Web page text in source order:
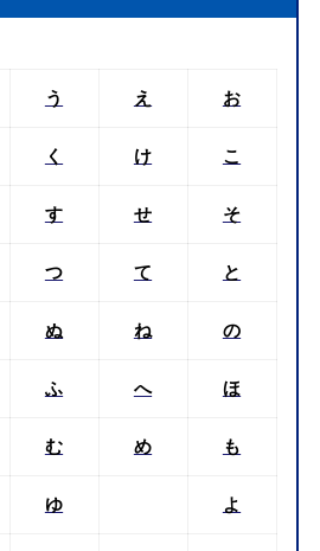
う え お
く け こ
す せ そ
つ て と
ぬ ね の
ふ へ ほ
む め も
ゆ よ